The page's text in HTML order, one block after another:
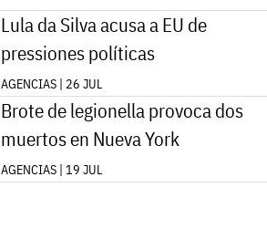
Lula da Silva acusa a EU de
pressiones políticas
AGENCIAS | 26 JUL
Brote de legionella provoca dos
muertos en Nueva York
AGENCIAS | 19 JUL